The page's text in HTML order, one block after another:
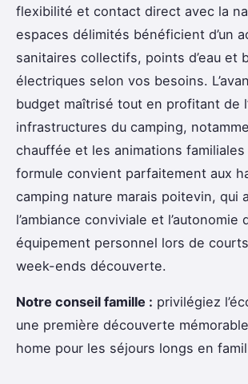
flexibilité et contact direct avec la
espaces délimités bénéficient d’un
sanitaires collectifs, points d’eau et
électriques selon vos besoins.
budget maîtrisé tout en profitant de
infrastructures du camping,
chauffée et les animations
formule convient parfaitement aux
camping nature marais poitevin, qui
l’ambiance conviviale et l’autonomie
équipement personnel lors de
week-ends découverte.
Notre conseil famille : privilégiez
une première découverte
home pour les séjours longs en